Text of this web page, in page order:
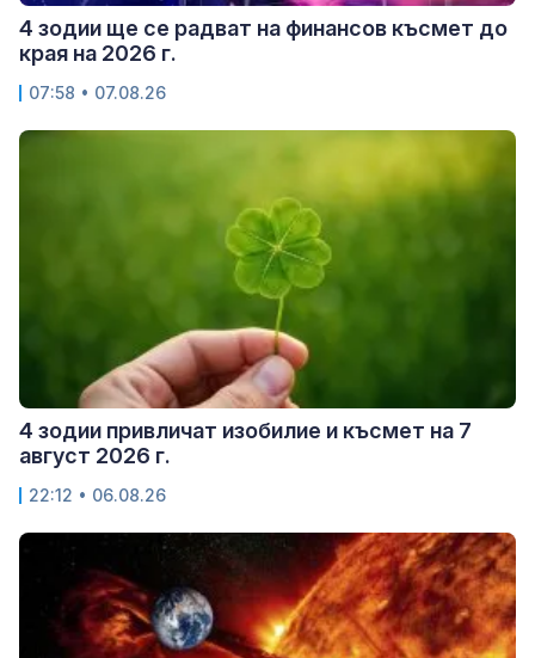
4 зодии ще се радват на финансов късмет до
края на 2026 г.
07:58 • 07.08.26
4 зодии привличат изобилие и късмет на 7
август 2026 г.
22:12 • 06.08.26